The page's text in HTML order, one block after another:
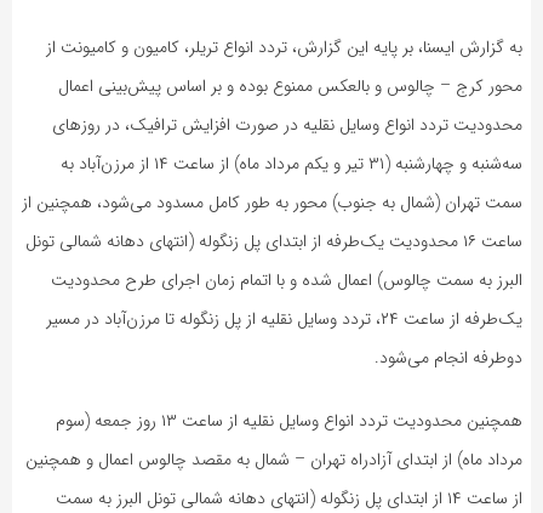
به گزارش ایسنا، بر پایه این گزارش، تردد انواع تریلر، کامیون و کامیونت از
محور کرج – چالوس و بالعکس ممنوع بوده و بر اساس پیش‌بینی اعمال
محدودیت تردد انواع وسایل نقلیه در صورت افزایش ترافیک، در روزهای
سه‌شنبه و چهارشنبه (۳۱ تیر و یکم مرداد ماه) از ساعت ۱۴ از مرزن‌آباد به
سمت تهران (شمال به جنوب) محور به طور کامل مسدود می‌شود، همچنین از
ساعت ۱۶ محدودیت یک‌طرفه از ابتدای پل زنگوله (انتهای دهانه شمالی تونل
البرز به سمت چالوس) اعمال شده و با اتمام زمان اجرای طرح محدودیت
یک‌طرفه از ساعت ۲۴، تردد وسایل نقلیه از پل زنگوله تا مرزن‌آباد در مسیر
دوطرفه انجام می‌شود.
همچنین محدودیت تردد انواع وسایل نقلیه از ساعت ۱۳ روز جمعه (سوم
مرداد ماه) از ابتدای آزادراه تهران – شمال به مقصد چالوس اعمال و همچنین
از ساعت ۱۴ از ابتدای پل زنگوله (انتهای دهانه شمالی تونل البرز به سمت